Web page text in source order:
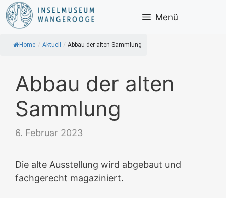
Zum
Inhalt
Menü
Home / Aktuell / Abbau der alten Sammlung
Abbau der alten
Sammlung
6. Februar 2023
Die alte Ausstellung wird abgebaut und
fachgerecht magaziniert.